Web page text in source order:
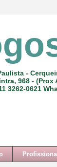
-
968 -
3262-0621